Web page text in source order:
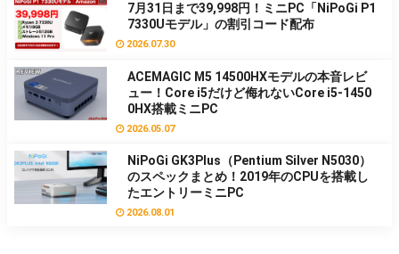
7月31日まで39,998円！ミニPC「NiPoGi P1
7330Uモデル」の割引コード配布
2026.07.30
ACEMAGIC M5 14500HXモデルの本音レビ
ュー！Core i5だけど侮れないCore i5-1450
0HX搭載ミニPC
2026.05.07
NiPoGi GK3Plus（Pentium Silver N5030）
のスペックまとめ！2019年のCPUを搭載し
たエントリーミニPC
2026.08.01